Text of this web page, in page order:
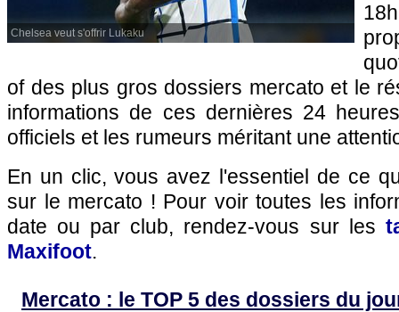
Chelsea veut s'offrir Lukaku
of des plus gros dossiers mercato et le
informations de ces dernières 24
officiels et les rumeurs méritant une
En un clic, vous avez l'essentiel de ce
sur le mercato ! Pour voir toutes les
date ou par club, rendez-vous sur les
Maxifoot.
Mercato : le TOP 5 des dossiers du